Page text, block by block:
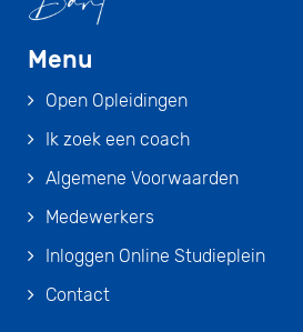
Menu
Open Opleidingen
Ik zoek een coach
Algemene Voorwaarden
Medewerkers
Inloggen Online Studieplein
Contact